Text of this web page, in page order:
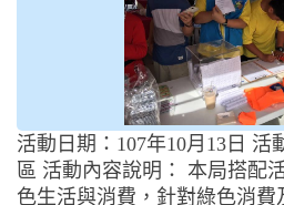
活動日期：107年10月13日 活
區 活動內容說明： 本局搭配
色生活與消費，針對綠色消